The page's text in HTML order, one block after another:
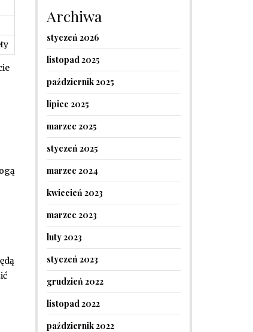
Archiwa
styczeń 2026
listopad 2025
październik 2025
lipiec 2025
marzec 2025
styczeń 2025
marzec 2024
kwiecień 2023
marzec 2023
luty 2023
styczeń 2023
grudzień 2022
listopad 2022
październik 2022